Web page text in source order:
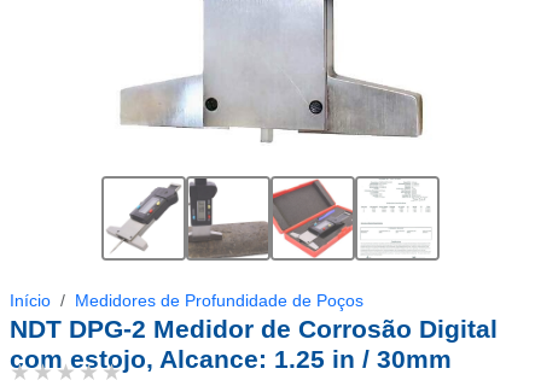
Início Medidores de Profundidade de Poços
NDT DPG-2 Medidor de Corrosão Digital
com estojo, Alcance: 1.25 in / 30mm
★★★★★